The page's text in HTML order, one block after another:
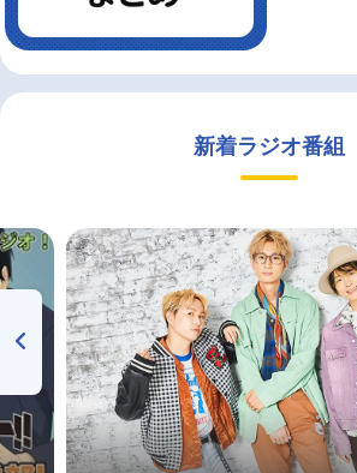
新着ラジオ番組